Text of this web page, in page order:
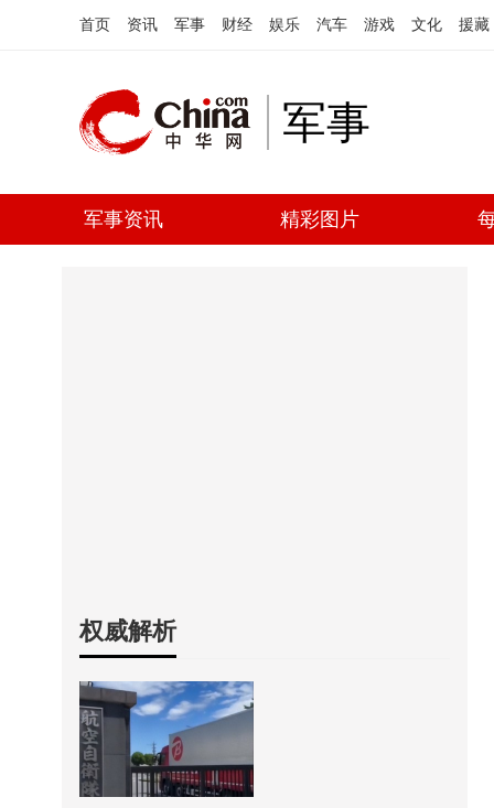
首页 资讯 军事 财经 娱乐 汽车 游戏 文化 援藏
军事
军事资讯 精彩图片
权威解析